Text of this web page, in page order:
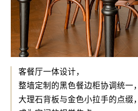
客餐厅一体设计，
整墙定制的黑色餐边柜协调统一，
大理石背板与金色小拉手的点缀，